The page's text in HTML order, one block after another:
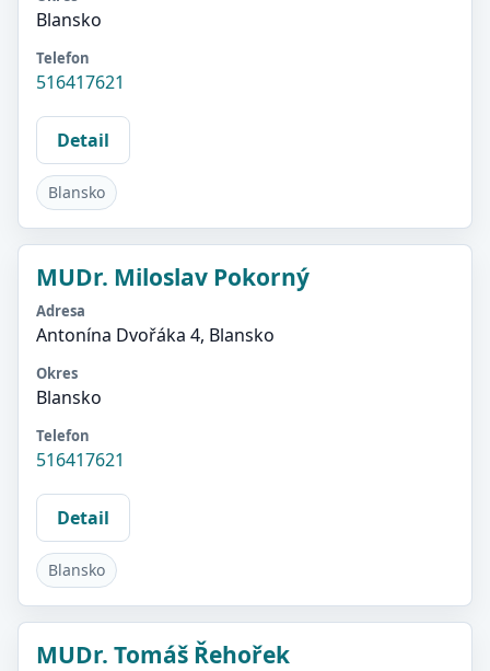
Blansko
Telefon
516417621
Detail
Blansko
MUDr. Miloslav Pokorný
Adresa
Antonína Dvořáka 4, Blansko
Okres
Blansko
Telefon
516417621
Detail
Blansko
MUDr. Tomáš Řehořek